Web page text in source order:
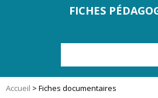
FICHES
Accueil > Fiches documentaires